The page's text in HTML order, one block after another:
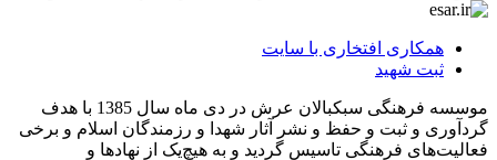
همکاری افتخاری با سایت
ثبت شهید
موسسه فرهنگی سبکبالان عرش در دی ماه سال 1385 با هدف
گردآوری و ثبت و حفظ و نشر آثار شهدا و رزمندگان اسلام و برخی
فعالیت‌های فرهنگی تاسیس گردید و به هیچ‌یک از نهادها و